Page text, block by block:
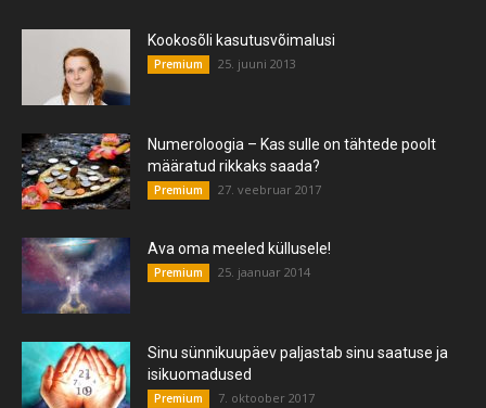
Kookosõli kasutusvõimalusi
Premium 25. juuni 2013
Numeroloogia – Kas sulle on tähtede poolt
määratud rikkaks saada?
Premium 27. veebruar 2017
Ava oma meeled küllusele!
Premium 25. jaanuar 2014
Sinu sünnikuupäev paljastab sinu saatuse ja
isikuomadused
Premium 7. oktoober 2017